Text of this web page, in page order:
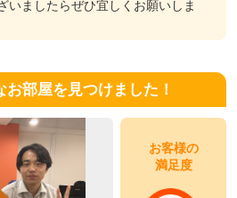
いましたらぜひ宜しくお願いしま
部屋を見つけました！
お客様の
満足度